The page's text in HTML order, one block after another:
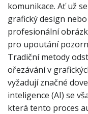
komunikace. Ať už
grafický design
profesionální
pro upoutání
Tradiční metody
ořezávání v
vyžadují značné
inteligence (AI) se
která tento proces